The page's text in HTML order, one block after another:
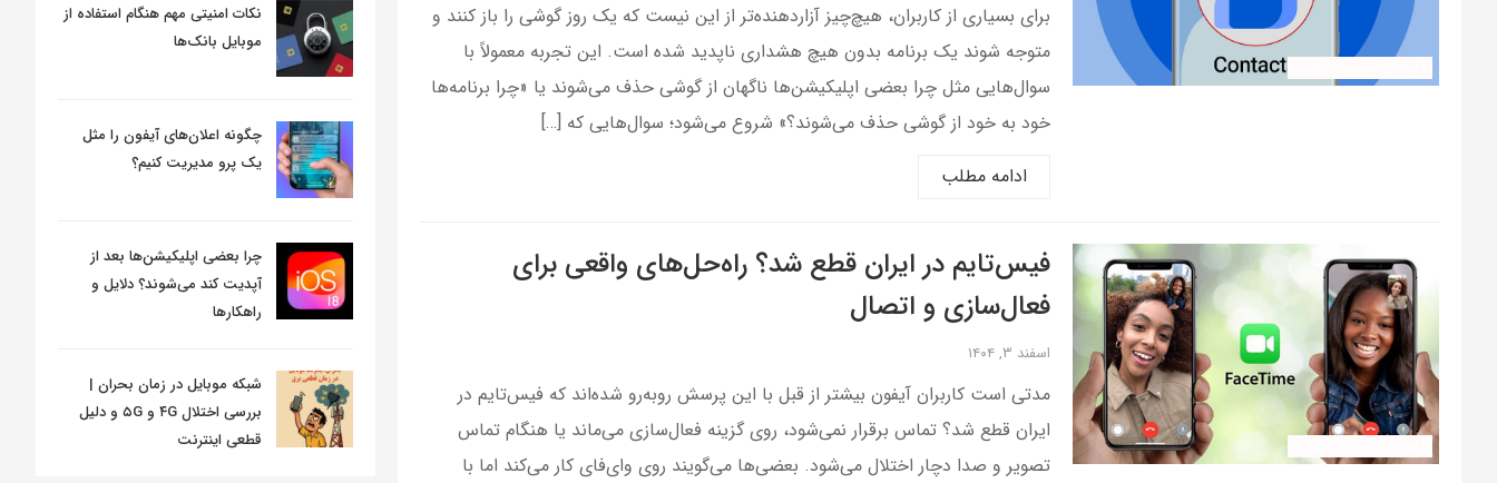
برای بسیاری از کاربران، هیچ‌چیز آزاردهنده‌تر از این نیست که یک روز گوشی را باز کنند و
متوجه شوند یک برنامه بدون هیچ هشداری ناپدید شده است. این تجربه معمولاً با
سوال‌هایی مثل چرا بعضی اپلیکیشن‌ها ناگهان از گوشی حذف می‌شوند یا «چرا برنامه‌ها
خود به خود از گوشی حذف می‌شوند؟» شروع می‌شود؛ سوال‌هایی که […]
ادامه مطلب
فیس‌تایم در ایران قطع شد؟ راه‌حل‌های واقعی برای
فعال‌سازی و اتصال
اسفند ۳, ۱۴۰۴
مدتی است کاربران آیفون بیشتر از قبل با این پرسش روبه‌رو شده‌اند که فیس‌تایم در
ایران قطع شد؟ تماس برقرار نمی‌شود، روی گزینه فعال‌سازی می‌ماند یا هنگام تماس
تصویر و صدا دچار اختلال می‌شود. بعضی‌ها می‌گویند روی وای‌فای کار می‌کند اما با
نکات امنیتی مهم هنگام استفاده از
موبایل بانک‌ها
چگونه اعلان‌های آیفون را مثل
یک پرو مدیریت کنیم؟
چرا بعضی اپلیکیشن‌ها بعد از
آپدیت کند می‌شوند؟ دلایل و
راهکارها
شبکه موبایل در زمان بحران |
بررسی اختلال ۴G و ۵G و دلیل
قطعی اینترنت